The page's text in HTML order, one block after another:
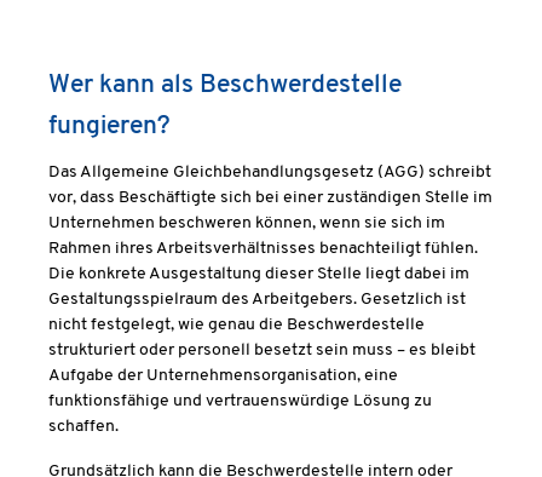
Wer kann als Beschwerdestelle
fungieren?
Das Allgemeine Gleichbehandlungsgesetz (AGG) schreibt
vor, dass Beschäftigte sich bei einer zuständigen Stelle im
Unternehmen beschweren können, wenn sie sich im
Rahmen ihres Arbeitsverhältnisses benachteiligt fühlen.
Die konkrete Ausgestaltung dieser Stelle liegt dabei im
Gestaltungsspielraum des Arbeitgebers. Gesetzlich ist
nicht festgelegt, wie genau die Beschwerdestelle
strukturiert oder personell besetzt sein muss – es bleibt
Aufgabe der Unternehmensorganisation, eine
funktionsfähige und vertrauenswürdige Lösung zu
schaffen.
Grundsätzlich kann die Beschwerdestelle intern oder